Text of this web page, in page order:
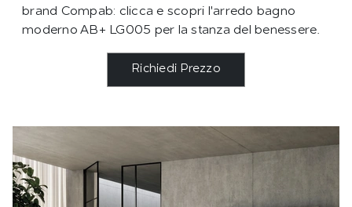
brand Compab: clicca e scopri l'arredo bagno
moderno AB+ LG005 per la stanza del benessere.
Richiedi Prezzo